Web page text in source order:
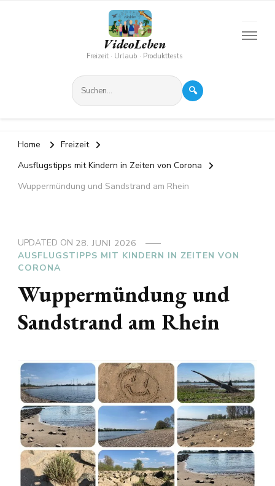
VideoLeben
Freizeit · Urlaub · Produkttests
🔍
Home
Freizeit
Ausflugstipps mit Kindern in Zeiten von Corona
Wuppermündung und Sandstrand am Rhein
UPDATED ON 28. JUNI 2026
AUSFLUGSTIPPS MIT KINDERN IN ZEITEN VON
CORONA
Wuppermündung und
Sandstrand am Rhein